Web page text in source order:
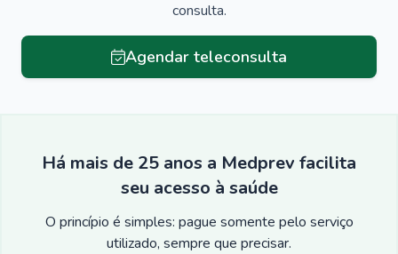
consulta.
Agendar teleconsulta
Há mais de 25 anos a Medprev facilita
seu acesso à saúde
O princípio é simples: pague somente pelo serviço
utilizado, sempre que precisar.